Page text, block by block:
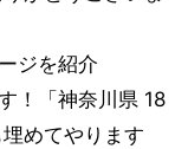
ジを紹介
！「神奈川県 18
めてやります